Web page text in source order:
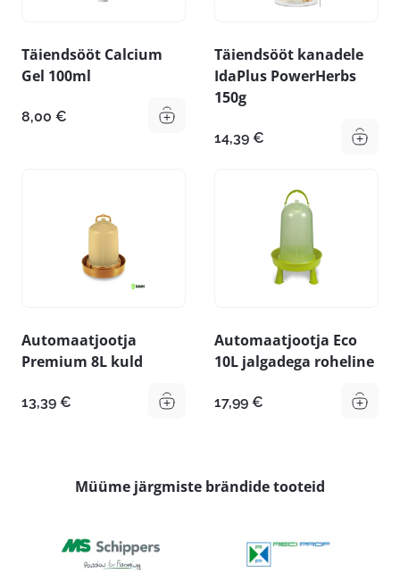
Täiendsööt Calcium
Gel 100ml
8,00 €
Täiendsööt kanadele
IdaPlus PowerHerbs
150g
14,39 €
Automaatjootja
Premium 8L kuld
13,39 €
Automaatjootja Eco
10L jalgadega roheline
17,99 €
Müüme järgmiste brändide tooteid